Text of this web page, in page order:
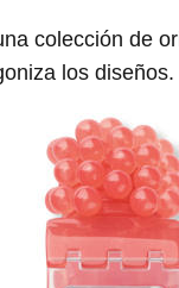
colección de
los diseños.